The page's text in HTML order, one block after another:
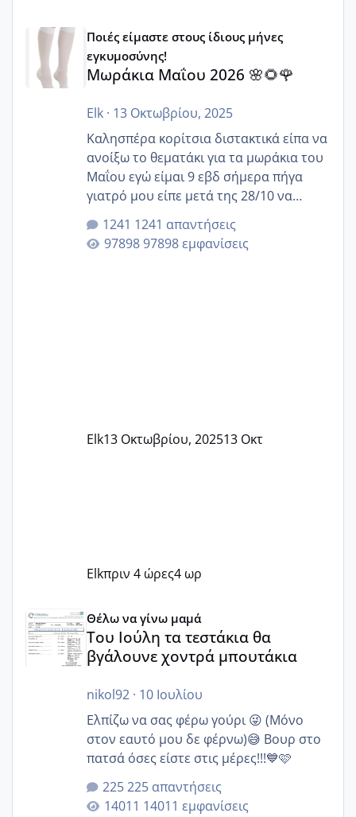
Μωράκια Μαΐου 2026 🌸🌻🌹
Ποιές είμαστε στους ίδιους μήνες
εγκυμοσύνης!
Μωράκια Μαΐου 2026 🌸🌻🌹
Elk· 13 Οκτωβρίου, 2025
Καλησπέρα κορίτσια διστακτικά είπα να
ανοίξω το θεματάκι για τα μωράκια του
Μαΐου εγώ είμαι 9 εβδ σήμερα πήγα
γιατρό μου είπε μετά της 28/10 να
κλείσω ραντεβού για την αυχενική είναι
καμιά άλλη κοπέλα να γεννάει Μάιο ;;
1241 απαντήσεις
97898 εμφανίσεις
Elk13 Οκτωβρίου, 202513 Οκτ
Elkπριν 4 ώρες4 ωρ
Θέλω να γίνω μαμά
Του Ιούλη τα τεστάκια θα
βγάλουνε χοντρά μπουτάκια
nikol92· 10 Ιουλίου
Ελπίζω να σας φέρω γούρι 😜 (Μόνο
στον εαυτό μου δε φέρνω)😅 Βουρ στο
πατσά όσες είστε στις μέρες!!!💙🩷
225 απαντήσεις
14011 εμφανίσεις